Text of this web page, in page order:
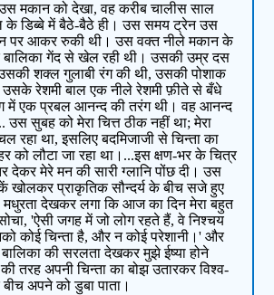
मकान को देखा, वह करीब चालीस साल
के डिब्बे में बैठे-बैठे ही। उस समय ट्रेन उस
पर आकर रुकी थी। उस वक्त नीले मकान के
गेंद से खेल रही थी। उसकी उम्र दस
शक्ल गुलाबी रंग की थी, उसकी पोशाक
रेशमी बाल एक नीले रेशमी फ़ीते से बँधे
में एक प्रबल आनन्द की तरंग थी। वह आनन्द
उस सुबह को मेरा चित्त ठीक नहीं था; मेरा
रहा था, इसलिए बदमिजाजी से चिन्ता का
को लौटा जा रहा था।...इस क्षण-भर के चित्र
मेरे मन की सारी ग्लानि पोंछ दी। उस
प्राकृतिक सौन्दर्य के बीच सजे हुए
मधुरता देखकर लगा कि आज का दिन मेरा बहुत
'ऐसी जगह में जो लोग रहते हैं, वे निश्चय
कोई चिन्ता है, और न कोई परेशानी।' और
की सरलता देखकर मुझे ईष्या होने
तरह अपनी चिन्ता का बोझ उतारकर विश्व-
बीच अपने को डुबा पाता।